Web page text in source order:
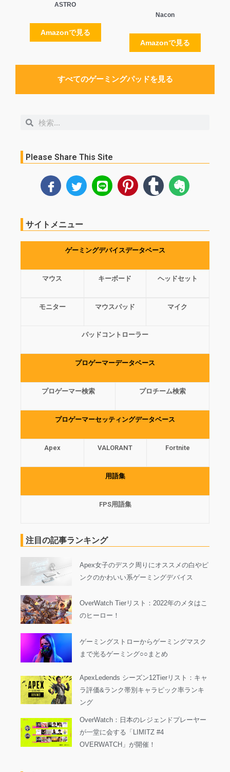
ASTRO
Amazonで見る
Nacon
Amazonで見る
すべてのゲーミングパッドを見る
検
検
Please Share This Site
サイトメニュー
ゲーミングデバイスデータベース
マウス キーボード ヘッドセット
モニター マウスパッド マイク
パッドコントローラー
プロゲーマーデータベース
プロゲーマー検索 プロチーム検索
プロゲーマーセッティングデータベース
Apex VALORANT Fortnite
用語集
FPS用語集
注目の記事ランキング
Apex女子のデスク周りにオススメの白やピ
ンクのかわいい系ゲーミングデバイス
OverWatch Tierリスト：2022年のメタはこ
のヒーロー！
ゲーミングストローからゲーミングマスク
まで光るゲーミング○○まとめ
ApexLedends シーズン12Tierリスト：キャ
ラ評価&ランク帯別キャラピック率ランキ
ング
OverWatch：日本のレジェンドプレーヤー
が一堂に会する「LIMITZ #4
OVERWATCH」が開催！